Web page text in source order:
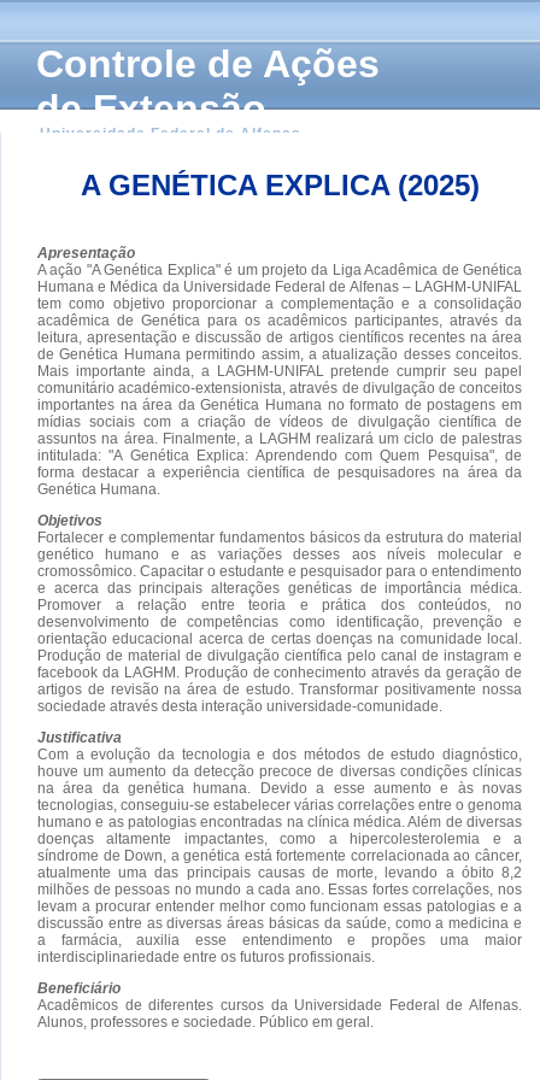
Controle de Ações
de Extensão
Universidade Federal de Alfenas
A GENÉTICA EXPLICA (2025)
Apresentação
A ação "A Genética Explica" é um projeto da Liga Acadêmica de Genética
Humana e Médica da Universidade Federal de Alfenas – LAGHM-UNIFAL
tem como objetivo proporcionar a complementação e a consolidação
acadêmica de Genética para os acadêmicos participantes, através da
leitura, apresentação e discussão de artigos científicos recentes na área
de Genética Humana permitindo assim, a atualização desses conceitos.
Mais importante ainda, a LAGHM-UNIFAL pretende cumprir seu papel
comunitário académico-extensionista, através de divulgação de conceitos
importantes na área da Genética Humana no formato de postagens em
mídias sociais com a criação de vídeos de divulgação científica de
assuntos na área. Finalmente, a LAGHM realizará um ciclo de palestras
intitulada: "A Genética Explica: Aprendendo com Quem Pesquisa", de
forma destacar a experiência científica de pesquisadores na área da
Genética Humana.
Objetivos
Fortalecer e complementar fundamentos básicos da estrutura do material
genético humano e as variações desses aos níveis molecular e
cromossômico. Capacitar o estudante e pesquisador para o entendimento
e acerca das principais alterações genéticas de importância médica.
Promover a relação entre teoria e prática dos conteúdos, no
desenvolvimento de competências como identificação, prevenção e
orientação educacional acerca de certas doenças na comunidade local.
Produção de material de divulgação científica pelo canal de instagram e
facebook da LAGHM. Produção de conhecimento através da geração de
artigos de revisão na área de estudo. Transformar positivamente nossa
sociedade através desta interação universidade-comunidade.
Justificativa
Com a evolução da tecnologia e dos métodos de estudo diagnóstico,
houve um aumento da detecção precoce de diversas condições clínicas
na área da genética humana. Devido a esse aumento e às novas
tecnologias, conseguiu-se estabelecer várias correlações entre o genoma
humano e as patologias encontradas na clínica médica. Além de diversas
doenças altamente impactantes, como a hipercolesterolemia e a
síndrome de Down, a genética está fortemente correlacionada ao câncer,
atualmente uma das principais causas de morte, levando a óbito 8,2
milhões de pessoas no mundo a cada ano. Essas fortes correlações, nos
levam a procurar entender melhor como funcionam essas patologias e a
discussão entre as diversas áreas básicas da saúde, como a medicina e
a farmácia, auxilia esse entendimento e propões uma maior
interdisciplinariedade entre os futuros profissionais.
Beneficiário
Acadêmicos de diferentes cursos da Universidade Federal de Alfenas.
Alunos, professores e sociedade. Público em geral.